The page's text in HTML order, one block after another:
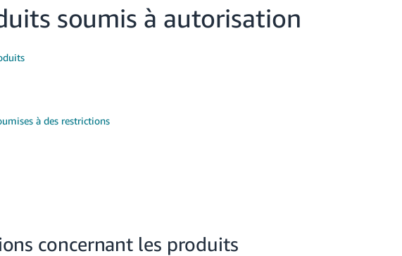
soumis à autorisation
à des restrictions
concernant les produits